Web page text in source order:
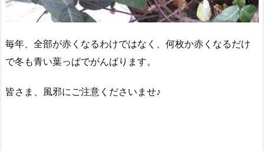
毎年、全部が赤くなるわけではなく、何枚か赤くなるだけ
で冬も青い葉っぱでがんばります。
皆さま、風邪にご注意くださいませ♪